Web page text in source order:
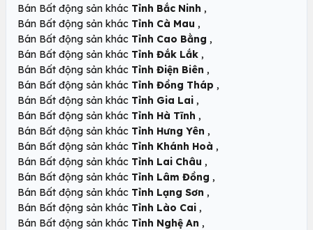
Bán Bất động sản khác Tỉnh Bắc Ninh ,
Bán Bất động sản khác Tỉnh Cà Mau ,
Bán Bất động sản khác Tỉnh Cao Bằng ,
Bán Bất động sản khác Tỉnh Đắk Lắk ,
Bán Bất động sản khác Tỉnh Điện Biên ,
Bán Bất động sản khác Tỉnh Đồng Tháp ,
Bán Bất động sản khác Tỉnh Gia Lai ,
Bán Bất động sản khác Tỉnh Hà Tĩnh ,
Bán Bất động sản khác Tỉnh Hưng Yên ,
Bán Bất động sản khác Tỉnh Khánh Hoà ,
Bán Bất động sản khác Tỉnh Lai Châu ,
Bán Bất động sản khác Tỉnh Lâm Đồng ,
Bán Bất động sản khác Tỉnh Lạng Sơn ,
Bán Bất động sản khác Tỉnh Lào Cai ,
Bán Bất động sản khác Tỉnh Nghệ An ,